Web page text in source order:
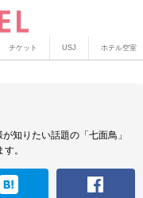
チケット USJ ホテル空室
が知りたい話題の「七面鳥」
。